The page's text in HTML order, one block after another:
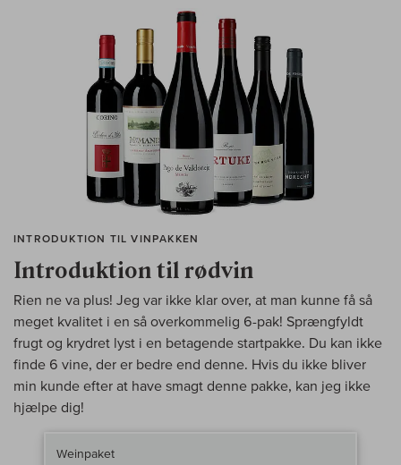
Weinpaket
INTRODUKTION TIL VINPAKKEN
Introduktion til rødvin
Rien ne va plus! Jeg var ikke klar over, at man kunne få så
meget kvalitet i en så overkommelig 6-pak! Sprængfyldt
frugt og krydret lyst i en betagende startpakke. Du kan ikke
finde 6 vine, der er bedre end denne. Hvis du ikke bliver
min kunde efter at have smagt denne pakke, kan jeg ikke
hjælpe dig!